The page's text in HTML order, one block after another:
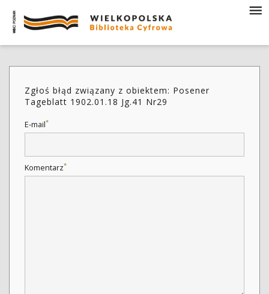
Zgłoś błąd związany z obiektem: Posener
Tageblatt 1902.01.18 Jg.41 Nr29
E-mail*
Komentarz*